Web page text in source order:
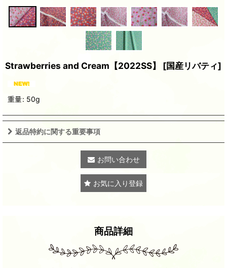
Strawberries and Cream【2022SS】 [国産リバティ]
重量: 50g
返品特約に関する重要事項
お問い合わせ
お気に入り登録
商品詳細